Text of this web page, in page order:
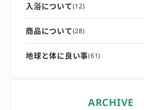
入浴について(12)
商品について(28)
地球と体に良い事(61)
ARCHIVE